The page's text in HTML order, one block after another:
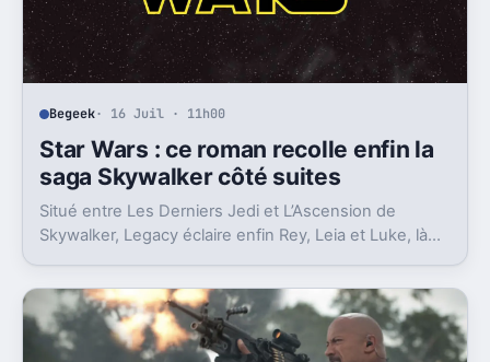
Begeek· 16 Juil · 11h00
Star Wars : ce roman recolle enfin la
saga Skywalker côté suites
Situé entre Les Derniers Jedi et L’Ascension de
Skywalker, Legacy éclaire enfin Rey, Leia et Luke, là